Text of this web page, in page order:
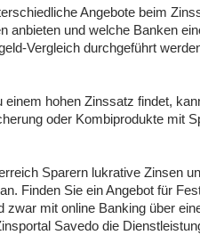
Angebote beim
anbieten und welche Banken
Vergleich durchgeführt
hohen Zinssatz findet,
oder Kombiprodukte mit
Sparern lukrative Zinsen
Finden Sie ein Angebot für
zwar mit online Banking über
Savedo die